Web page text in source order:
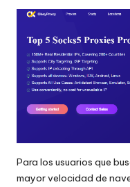
Para los usuarios que
mayor velocidad de